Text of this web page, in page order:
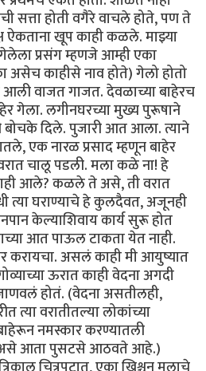
सत्ता होती वगैरे वाचले होते, पण ते
ऐकताना खूप काही कळले. माझ्या
प्रसंग म्हणजे आम्ही एका
असेच काहीसे नाव होते) गेलो होतो
वाजत गाजत. देवळाच्या बाहेरच
गेला. लगीनघरच्या मुख्य पुरूषाने
बोचके दिले. पुजारी आत आला. त्याने
एक नारळ प्रसाद म्हणून बाहेर
चालू पडली. मला कळे ना! हे
आले? कळले ते असे, ती वरात
त्या घराण्याचे हे कुलदैवत, अजूनही
केल्याशिवाय कार्य सुरू होत
आत पाऊल टाकता येत नाही.
करायचा. असलं काही मी आयुष्यात
ऊरात काही वेदना अगदी
होतं. (वेदना असतीलही,
त्या वरातीतल्या लोकांच्या
नमस्कार करण्यातली
असे आता पुसटसे आठवते आहे.)